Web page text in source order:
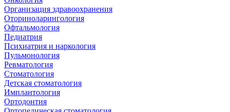
Организация здравоохранения
Оториноларингология
Офтальмология
Педиатрия
Психиатрия и наркология
Пульмонология
Ревматология
Стоматология
Детская стоматология
Имплантология
Ортодонтия